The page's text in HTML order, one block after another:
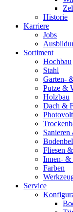
Historie
Karriere
Jobs
Sortiment
Hochbau
Stahl
Garten-
Putze &
Holzbau
Dach &
Fliesen
Innen- &
Farben
Service